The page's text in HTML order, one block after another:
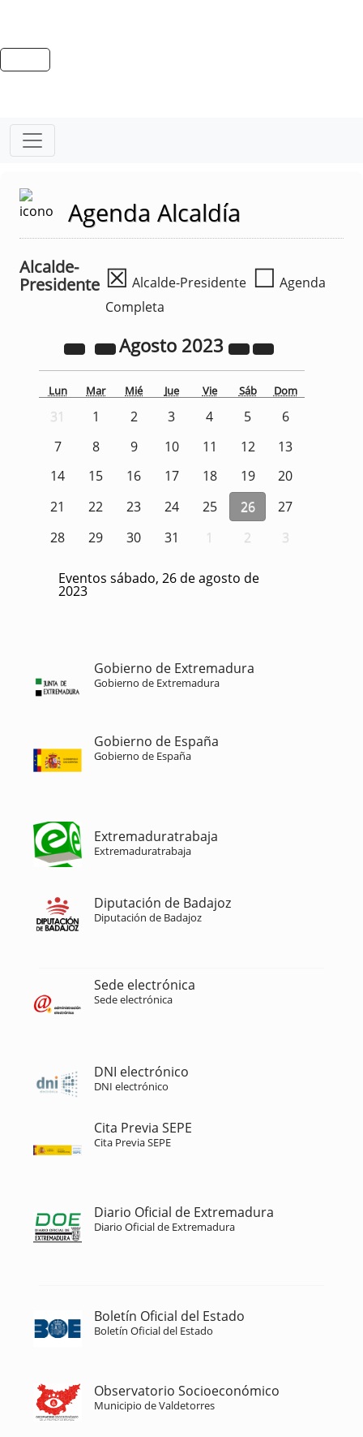
Agenda Alcaldía
Alcalde-
Presidente ☒ Alcalde-Presidente ☐ Agenda
Completa
Agosto 2023
Lun Mar Mié Jue Vie Sáb Dom
31 1 2 3 4 5
6
7
8 9 10 11 12
13
14
15 16 17 18 19
20
21
22 23 24 25 26
27
28
29 30 31 1 2 3
Eventos sábado, 26 de agosto de
2023
Gobierno de Extremadura
Gobierno de Extremadura
Gobierno de España
Gobierno de España
Extremaduratrabaja
Extremaduratrabaja
Diputación de Badajoz
Diputación de Badajoz
Sede electrónica
Sede electrónica
DNI electrónico
DNI electrónico
Cita Previa SEPE
Cita Previa SEPE
Diario Oficial de Extremadura
Diario Oficial de Extremadura
Boletín Oficial del Estado
Boletín Oficial del Estado
Observatorio Socioeconómico
Municipio de Valdetorres